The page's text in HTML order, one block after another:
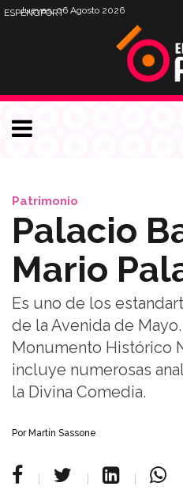
Jueves, 06 Agosto 2026
ESPENGPORT
Patrimonio
Palacio
Mario
Es uno de los
de la Avenida de
Monumento Histórico
incluye numerosas
la Divina Comedia.
Por Martín Sassone